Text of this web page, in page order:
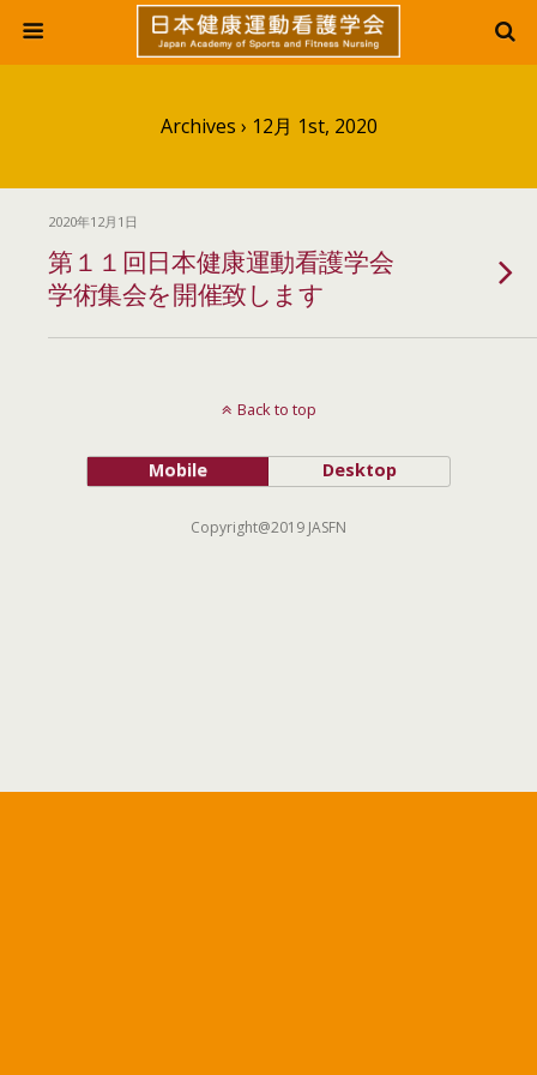
Archives › 12月 1st, 2020
2020年12月1日
第１１回日本健康運動看護学会
学術集会を開催致します
Back to top
Mobile Desktop
Copyright@2019 JASFN